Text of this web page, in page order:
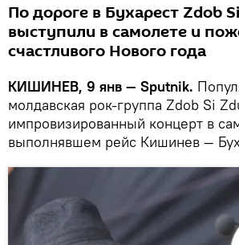
По дороге в Бухарест Zdob
выступили в самолете и
счастливого Нового года
КИШИНЕВ, 9 янв — Sputnik.
молдавская рок-группа Zdob Si
импровизированный концерт в
выполнявшем рейс Кишинев —